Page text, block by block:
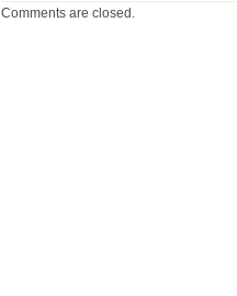
Comments are closed.